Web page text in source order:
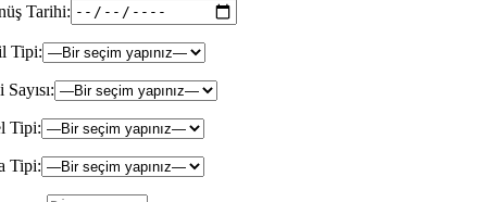
Tarihi:
Tipi:
Tipi:
Tipi: